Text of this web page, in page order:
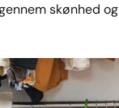
skønhed